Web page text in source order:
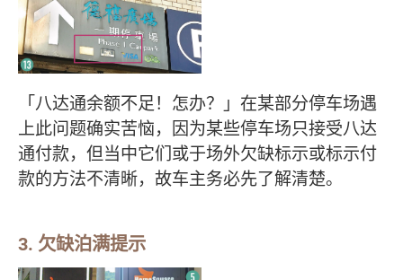
「八达通余额不足！怎办？」在某部分停车场遇
上此问题确实苦恼，因为某些停车场只接受八达
通付款，但当中它们或于场外欠缺标示或标示付
款的方法不清晰，故车主务必先了解清楚。
3. 欠缺泊满提示